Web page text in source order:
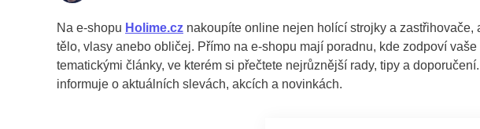
Na e-shopu Holime.cz nakoupíte online nejen holící strojky a
tělo, vlasy anebo obličej. Přímo na e-shopu mají poradnu, kde zodpoví
tematickými články, ve kterém si přečtete nejrůznější rady, tipy a
informuje o aktuálních slevách, akcích a novinkách.